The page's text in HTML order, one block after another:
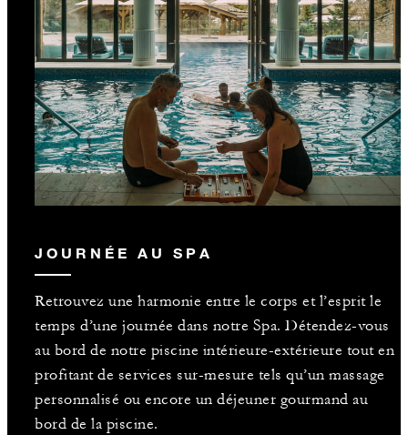
JOURNÉE AU SPA
Retrouvez une harmonie entre le corps et l’esprit le
temps d’une journée dans notre Spa. Détendez-vous
au bord de notre piscine intérieure-extérieure tout en
profitant de services sur-mesure tels qu’un massage
personnalisé ou encore un déjeuner gourmand au
bord de la piscine.